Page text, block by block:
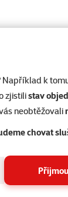
k
zjistilistav
neobtěžovali
chovat
bez